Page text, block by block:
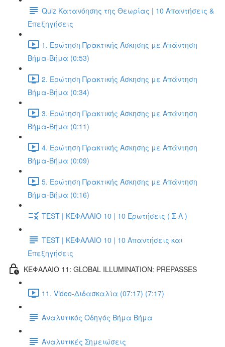
Quiz Κατανόησης της Θεωρίας | 10 Απαντήσεις &
Επεξηγήσεις
1. Ερώτηση Πρακτικής Άσκησης με Απάντηση
Βήμα-Βήμα (0:53)
2. Ερώτηση Πρακτικής Άσκησης με Απάντηση
Βήμα-Βήμα (0:34)
3. Ερώτηση Πρακτικής Άσκησης με Απάντηση
Βήμα-Βήμα (0:11)
4. Ερώτηση Πρακτικής Άσκησης με Απάντηση
Βήμα-Βήμα (0:09)
5. Ερώτηση Πρακτικής Άσκησης με Απάντηση
Βήμα-Βήμα (0:16)
TEST | ΚΕΦΑΛΑΙΟ 10 | 10 Ερωτήσεις ( Σ-Λ )
TEST | ΚΕΦΑΛΑΙΟ 10 | 10 Απαντήσεις και
Επεξηγήσεις
ΚΕΦΑΛΑΙΟ 11: GLOBAL ILLUMINATION: PREPASSES
11. Video-Διδασκαλία (07:17) (7:17)
Αναλυτικός Οδηγός Βήμα Βήμα
Αναλυτικές Σημειώσεις